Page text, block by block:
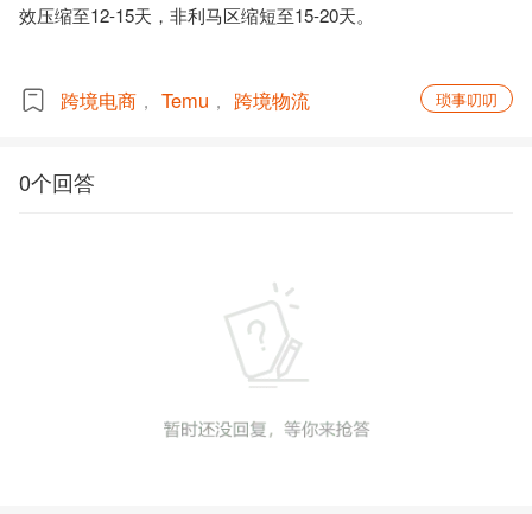
效压缩至12-15天，非利马区缩短至15-20天。
跨境电商 Temu 跨境物流 琐事叨叨
0个回答